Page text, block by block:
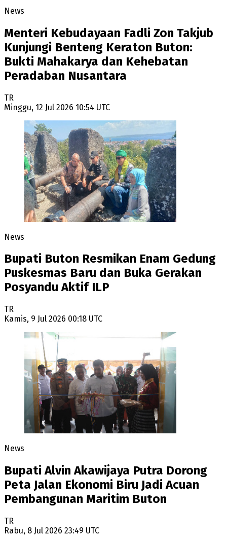
News
Menteri Kebudayaan Fadli Zon Takjub
Kunjungi Benteng Keraton Buton:
Bukti Mahakarya dan Kehebatan
Peradaban Nusantara
TR
Minggu, 12 Jul 2026 10:54 UTC
News
Bupati Buton Resmikan Enam Gedung
Puskesmas Baru dan Buka Gerakan
Posyandu Aktif ILP
TR
Kamis, 9 Jul 2026 00:18 UTC
News
Bupati Alvin Akawijaya Putra Dorong
Peta Jalan Ekonomi Biru Jadi Acuan
Pembangunan Maritim Buton
TR
Rabu, 8 Jul 2026 23:49 UTC